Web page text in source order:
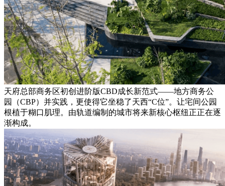
天府总部商务区初创进阶版CBD成长新范式——地方商务公
园（CBP）并实践，更使得它坐稳了天西“C位”。让宅间公园
根植于糊口肌理。由轨道编制的城市将来新核心枢纽正正在逐
渐构成。